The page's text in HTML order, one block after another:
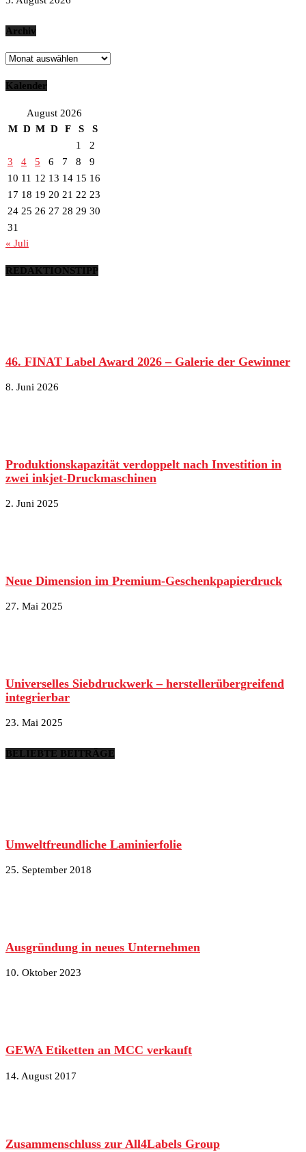
Archiv
Archiv
Kalender
August 2026
M D M D F S
S
1
2
3
4 5 6 7 8
9
10 11 12 13 14 15 16
17 18 19 20 21 22 23
24 25 26 27 28 29 30
31
« Juli
REDAKTIONSTIPP
46. FINAT Label Award 2026 – Galerie der Gewinner
8. Juni 2026
Produktionskapazität verdoppelt nach Investition in
zwei inkjet-Druckmaschinen
2. Juni 2025
Neue Dimension im Premium-Geschenkpapierdruck
27. Mai 2025
Universelles Siebdruckwerk – herstellerübergreifend
integrierbar
23. Mai 2025
BELIEBTE BEITRÄGE
Umweltfreundliche Laminierfolie
25. September 2018
Ausgründung in neues Unternehmen
10. Oktober 2023
GEWA Etiketten an MCC verkauft
14. August 2017
Zusammenschluss zur All4Labels Group